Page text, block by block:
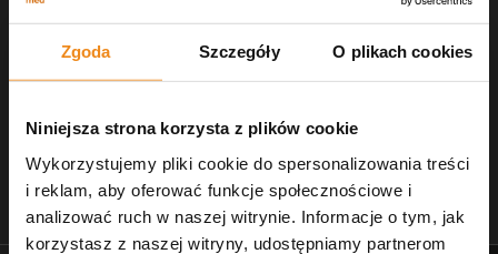
Zgoda Szczegóły O plikach cookies
Niniejsza strona korzysta z plików cookie
Wykorzystujemy pliki cookie do spersonalizowania treści
i reklam, aby oferować funkcje społecznościowe i
analizować ruch w naszej witrynie. Informacje o tym, jak
korzystasz z naszej witryny, udostępniamy partnerom
Stetoskopy
zobacz naszą ofertę
Nożczyki do strzyżenia
dla salonów pielęgnacji